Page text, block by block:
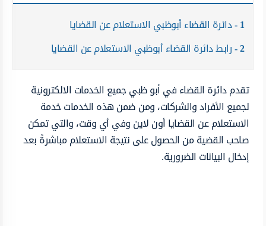
1 دائرة القضاء أبوظبي الاستعلام عن القضايا
2 رابط دائرة القضاء أبوظبي الاستعلام عن القضايا
تقدم دائرة القضاء في أبو ظبي جميع الخدمات الالكترونية
لجميع الأفراد والشركات، ومن ضمن هذه الخدمات خدمة
الاستعلام عن القضايا أون لاين وفي أي وقت، والتي تمكن
صاحب القضية من الحصول على نتيجة الاستعلام مباشرةً بعد
إدخال البيانات الضرورية.